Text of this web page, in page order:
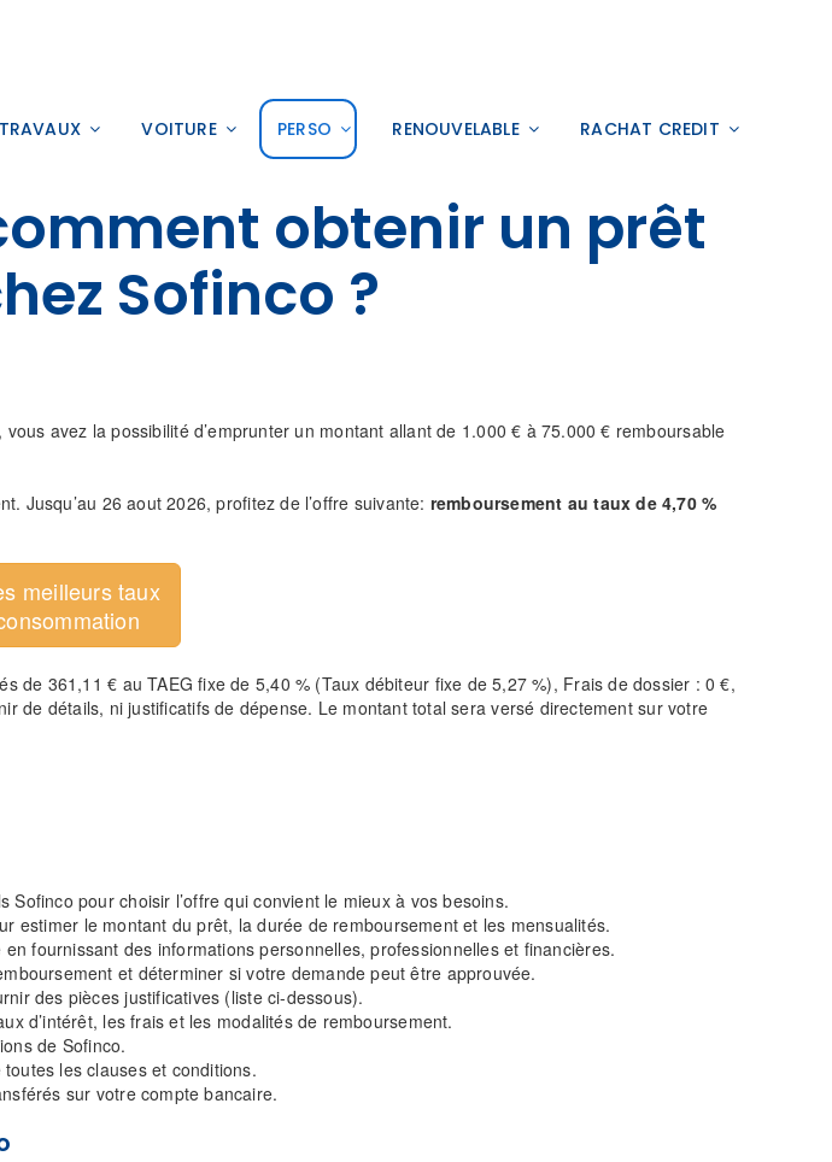
TRAVAUX VOITURE PERSO RENOUVELABLE RACHAT CREDIT
obtenir un prêt
Sofinco ?
avez la possibilité d’emprunter un montant allant de 1.000 € à 75.000 € remboursable
Jusqu’au 26 aout 2026, profitez de l’offre suivante: remboursement au taux de 4,70 %
meilleurs taux
de 361,11 € au TAEG fixe de 5,40 % (Taux débiteur fixe de 5,27 %), Frais de dossier : 0 €,
de détails, ni justificatifs de dépense. Le montant total sera versé directement sur votre
pour choisir l’offre qui convient le mieux à vos besoins.
estimer le montant du prêt, la durée de remboursement et les mensualités.
fournissant des informations personnelles, professionnelles et financières.
et déterminer si votre demande peut être approuvée.
des pièces justificatives (liste ci-dessous).
d’intérêt, les frais et les modalités de remboursement.
de Sofinco.
les clauses et conditions.
sur votre compte bancaire.